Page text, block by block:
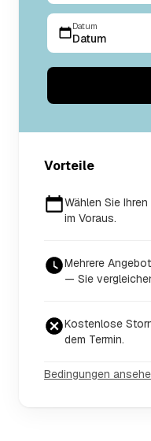
Datum
Datum
Vorteile
Wählen Sie
im Voraus.
Mehrere
— Sie
Kostenlose
dem Termin.
Bedingungen